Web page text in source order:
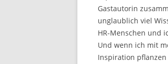
Gastautorin
unglaublich viel
HR-Menschen und
Und wenn ich mit
Inspiration